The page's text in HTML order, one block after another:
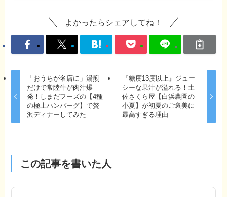
よかったらシェアしてね！
「おうちが名店に」湯煎
だけで常陸牛が肉汁爆
発！しまだフーズの【4種
の極上ハンバーグ】で贅
沢ディナーしてみた
『糖度13度以上』ジュー
シーな果汁が溢れる！土
佐さくら屋【白浜農園の
小夏】が初夏のご褒美に
最高すぎる理由
この記事を書いた人